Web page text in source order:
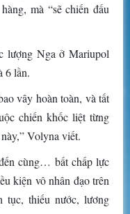
mà “sẽ chiến đấu
lượng Nga ở Mariupol
6 lần.
vây hoàn toàn, và tất
chiến khốc liệt từng
Volyna viết.
cùng… bất chấp lực
kiện vô nhân đạo trên
tục, thiếu nước, lương